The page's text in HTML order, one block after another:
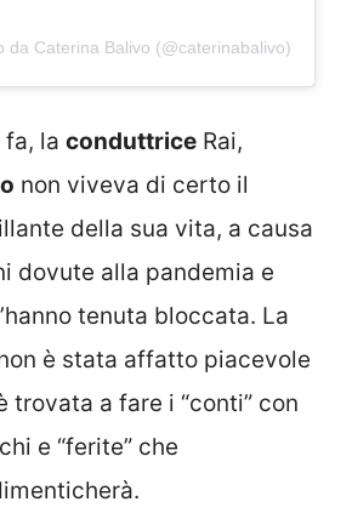
da Caterina Balivo (@caterinabalivo)
fa, la conduttrice Rai,
non viveva di certo il
della sua vita, a causa
dovute alla pandemia e
tenuta bloccata. La
è stata affatto piacevole
trovata a fare i “conti” con
e “ferite” che